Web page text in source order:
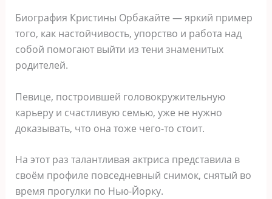
Биография Кристины Орбакайте — яркий пример
того, как настойчивость, упорство и работа над
собой помогают выйти из тени знаменитых
родителей.
Певице, построившей головокружительную
карьеру и счастливую семью, уже не нужно
доказывать, что она тоже чего-то стоит.
На этот раз талантливая актриса представила в
своём профиле повседневный снимок, снятый во
время прогулки по Нью-Йорку.